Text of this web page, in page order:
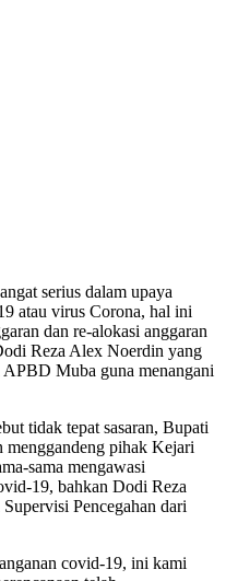
serius dalam upaya
atau virus Corona, hal ini
dan re-alokasi anggaran
Reza Alex Noerdin yang
Muba guna menangani
tidak tepat sasaran, Bupati
pihak Kejari
sama mengawasi
19, bahkan Dodi Reza
Pencegahan dari
covid-19, ini kami